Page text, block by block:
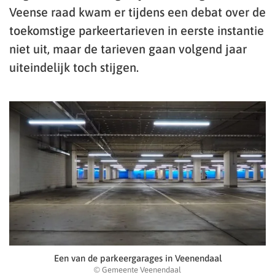
Veense raad kwam er tijdens een debat over de
toekomstige parkeertarieven in eerste instantie
niet uit, maar de tarieven gaan volgend jaar
uiteindelijk toch stijgen.
Een van de parkeergarages in Veenendaal
© Gemeente Veenendaal